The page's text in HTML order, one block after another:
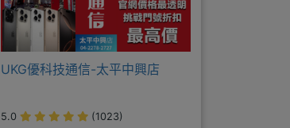
UKG優科技通信-太平中興店
5.0
(1023)